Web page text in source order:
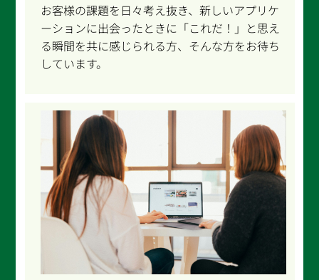
お客様の課題を日々考え抜き、新しいアプリケ
ーションに出会ったときに「これだ！」と思え
る瞬間を共に感じられる方、そんな方をお待ち
しています。